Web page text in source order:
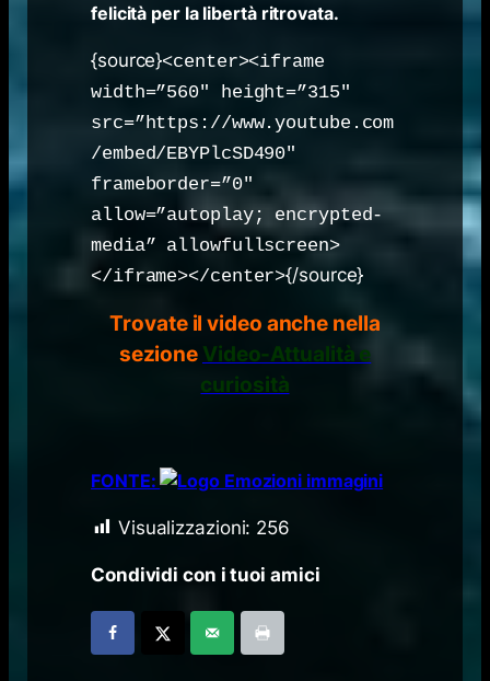
felicità per la libertà ritrovata.
{source}<center><iframe
width=”560″ height=”315″
src=”https://www.youtube.com
/embed/EBYPlcSD490″
frameborder=”0″
allow=”autoplay; encrypted-
media” allowfullscreen>
</iframe></center>{/source}
Trovate il video anche nella
sezione Video-Attualità e
curiosità
FONTE:
Visualizzazioni: 256
Condividi con i tuoi amici